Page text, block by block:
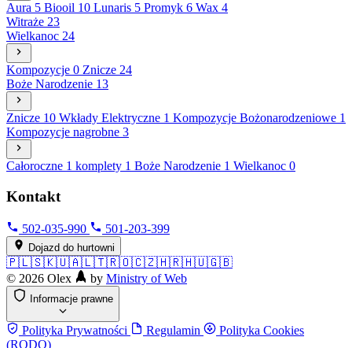
Aura 5 Biooil 10 Lunaris 5 Promyk 6 Wax 4
Witraże 23
Wielkanoc 24
Kompozycje 0 Znicze 24
Boże Narodzenie 13
Znicze 10 Wkłady Elektryczne 1 Kompozycje Bożonarodzeniowe 1
Kompozycje nagrobne 3
Całoroczne 1 komplety 1 Boże Narodzenie 1 Wielkanoc 0
Kontakt
502-035-990 501-203-399
Dojazd do hurtowni
🇵🇱🇸🇰🇺🇦🇱🇹🇷🇴🇨🇿🇭🇷🇭🇺🇬🇧
© 2026 Olex by Ministry of Web
Informacje prawne
Polityka Prywatności Regulamin
Polityka Cookies
(RODO)